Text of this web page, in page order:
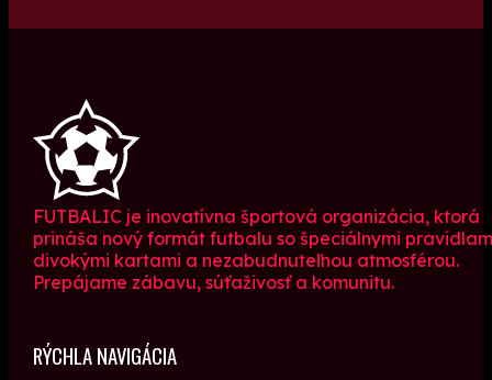
FUTBALIC je inovatívna športová organizácia, ktorá
prináša nový formát futbalu so špeciálnymi
divokými kartami a nezabudnuteľnou atmosférou.
Prepájame zábavu, súťaživosť a komunitu.
RÝCHLA NAVIGÁCIA